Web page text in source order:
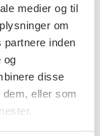
medier og til
om
inden
og
disse
eller som